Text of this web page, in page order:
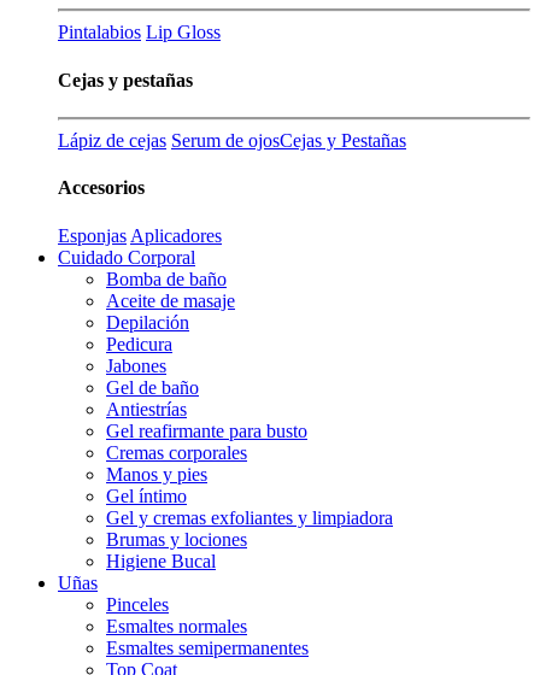
Pintalabios Lip Gloss
Cejas y pestañas
Lápiz de cejas Serum de ojosCejas y Pestañas
Accesorios
Esponjas Aplicadores
Cuidado Corporal
Bomba de baño
Aceite de masaje
Depilación
Pedicura
Jabones
Gel de baño
Antiestrías
Gel reafirmante para busto
Cremas corporales
Manos y pies
Gel íntimo
Gel y cremas exfoliantes y limpiadora
Brumas y lociones
Higiene Bucal
Uñas
Pinceles
Esmaltes normales
Esmaltes semipermanentes
Top Coat